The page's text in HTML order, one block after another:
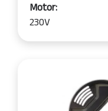
Motor:
230V